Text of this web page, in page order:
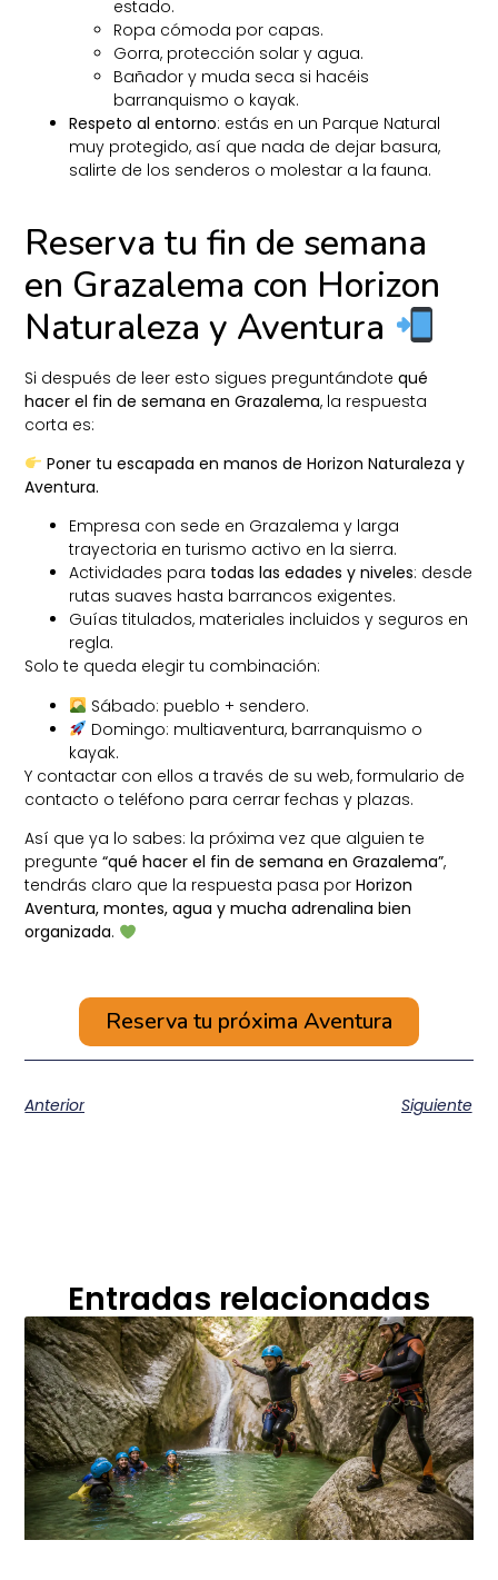
estado.
Ropa cómoda por capas.
Gorra, protección solar y agua.
Bañador y muda seca si hacéis
barranquismo o kayak.
Respeto al entorno: estás en un Parque Natural
muy protegido, así que nada de dejar basura,
salirte de los senderos o molestar a la fauna.
Reserva tu fin de semana
en Grazalema con Horizon
Naturaleza y Aventura
Si después de leer esto sigues preguntándotequé
hacer el fin de semana en Grazalema, la respuesta
corta es:
Poner tu escapada en manos de Horizon Naturaleza y
Aventura.
Empresa con sede en Grazalema y larga
trayectoria en turismo activo en la sierra.
Actividades para todas las edades y niveles: desde
rutas suaves hasta barrancos exigentes.
Guías titulados, materiales incluidos y seguros en
regla.
Solo te queda elegir tu combinación:
Sábado: pueblo + sendero.
Domingo: multiaventura, barranquismo o
kayak.
Y contactar con ellos a través de su web, formulario de
contacto o teléfono para cerrar fechas y plazas.
Así que ya lo sabes: la próxima vez que alguien te
pregunte“qué hacer el fin de semana en Grazalema”,
tendrás claro que la respuesta pasa porHorizon
Aventura, montes, agua y mucha adrenalina bien
organizada.
Reserva tu próxima Aventura
Anterior Siguiente
Entradas relacionadas